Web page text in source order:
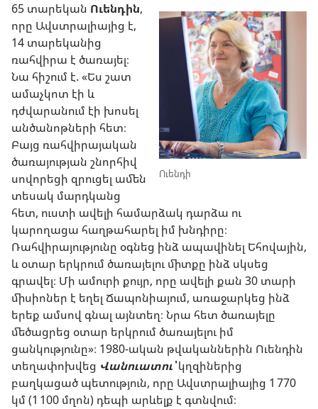
Ուենդի
65 տարեկան Ուենդին,
որը Ավստրալիայից է,
14 տարեկանից
ռահվիրա է ծառայել։
Նա հիշում է. «Ես շատ
ամաչկոտ էի և
դժվարանում էի խոսել
անծանոթների հետ։
Բայց ռահվիրայական
ծառայության շնորհիվ
սովորեցի զրուցել ամեն
տեսակ մարդկանց
հետ, ուստի ավելի համարձակ դարձա ու
կարողացա հաղթահարել իմ խնդիրը։
Ռահվիրայությունը օգնեց ինձ ապավինել Եհովային,
և օտար երկրում ծառայելու միտքը ինձ սկսեց
գրավել։ Մի ամուրի քույր, որը ավելի քան 30 տարի
միսիոներ է եղել Ճապոնիայում, առաջարկեց ինձ
երեք ամսով գնալ այնտեղ։ Նրա հետ ծառայելը
մեծացրեց օտար երկրում ծառայելու իմ
ցանկությունը»։ 1980-ական թվականներին Ուենդին
տեղափոխվեց Վանուատու՝կղզիներից
բաղկացած պետություն, որը Ավստրալիայից 1 770
կմ (1 100 մղոն) դեպի արևելք է գտնվում։